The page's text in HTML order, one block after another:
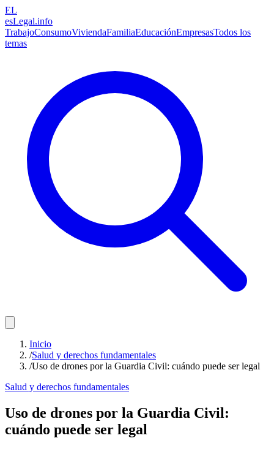
EL
esLegal.info
TrabajoConsumoViviendaFamiliaEducaciónEmpresasTodos los
temas
Inicio
/Salud y derechos fundamentales
/Uso de drones por la Guardia Civil: cuándo puede ser legal
Salud y derechos fundamentales
Uso de drones por la Guardia Civil:
cuándo puede ser legal